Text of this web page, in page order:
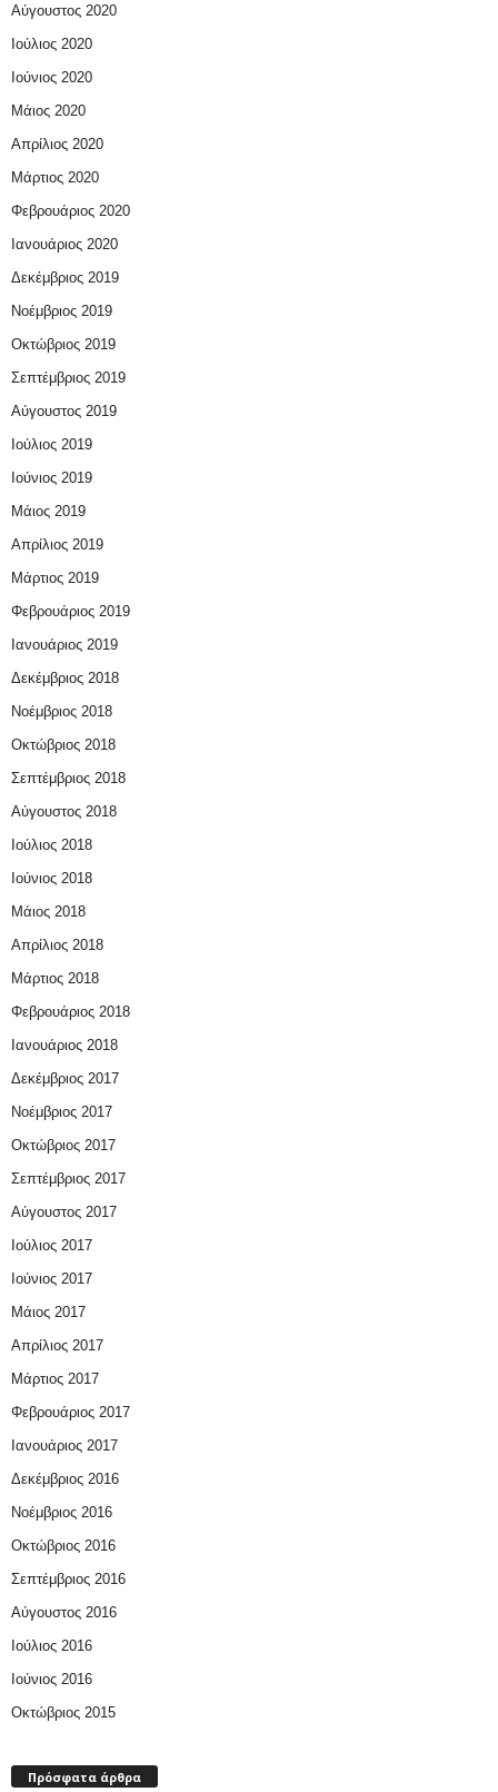
Αύγουστος 2020
Ιούλιος 2020
Ιούνιος 2020
Μάιος 2020
Απρίλιος 2020
Μάρτιος 2020
Φεβρουάριος 2020
Ιανουάριος 2020
Δεκέμβριος 2019
Νοέμβριος 2019
Οκτώβριος 2019
Σεπτέμβριος 2019
Αύγουστος 2019
Ιούλιος 2019
Ιούνιος 2019
Μάιος 2019
Απρίλιος 2019
Μάρτιος 2019
Φεβρουάριος 2019
Ιανουάριος 2019
Δεκέμβριος 2018
Νοέμβριος 2018
Οκτώβριος 2018
Σεπτέμβριος 2018
Αύγουστος 2018
Ιούλιος 2018
Ιούνιος 2018
Μάιος 2018
Απρίλιος 2018
Μάρτιος 2018
Φεβρουάριος 2018
Ιανουάριος 2018
Δεκέμβριος 2017
Νοέμβριος 2017
Οκτώβριος 2017
Σεπτέμβριος 2017
Αύγουστος 2017
Ιούλιος 2017
Ιούνιος 2017
Μάιος 2017
Απρίλιος 2017
Μάρτιος 2017
Φεβρουάριος 2017
Ιανουάριος 2017
Δεκέμβριος 2016
Νοέμβριος 2016
Οκτώβριος 2016
Σεπτέμβριος 2016
Αύγουστος 2016
Ιούλιος 2016
Ιούνιος 2016
Οκτώβριος 2015
Πρόσφατα άρθρα